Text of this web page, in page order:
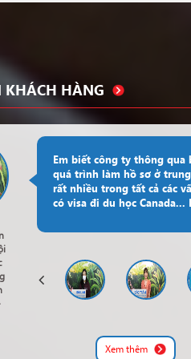
HÀNG
Em biết công ty thông qua
quá trình làm hồ sơ ở
rất nhiều trong tất cả các
có visa đi du học Canada...
Xem thêm